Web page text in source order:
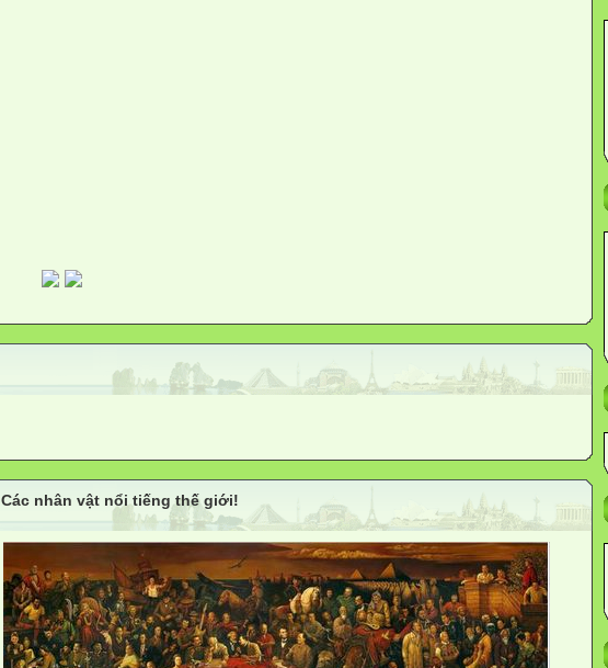
Các nhân vật nổi tiếng thế giới!